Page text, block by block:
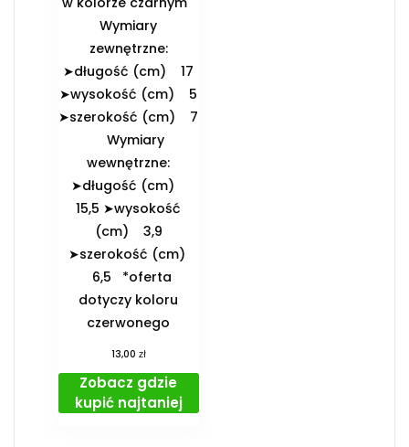
️Wymiary
zewnętrzne:
➤długość (cm) 17
➤wysokość (cm) 5
➤szerokość (cm) 7
️Wymiary
wewnętrzne:
➤długość (cm)
15,5 ➤wysokość
(cm) 3,9
➤szerokość (cm)
6,5 *oferta
dotyczy koloru
czerwonego
13,00 zł
Zobacz gdzie
kupić najtaniej